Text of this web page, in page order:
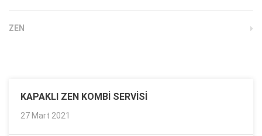
ZEN
KAPAKLI ZEN KOMBI SERVISI
27 Mart 2021